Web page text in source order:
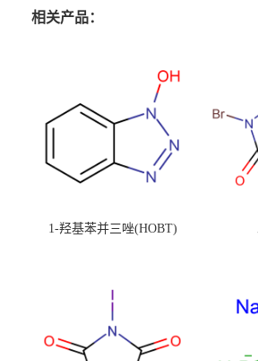
相关产品：
1-羟基苯并三唑(HOBT)